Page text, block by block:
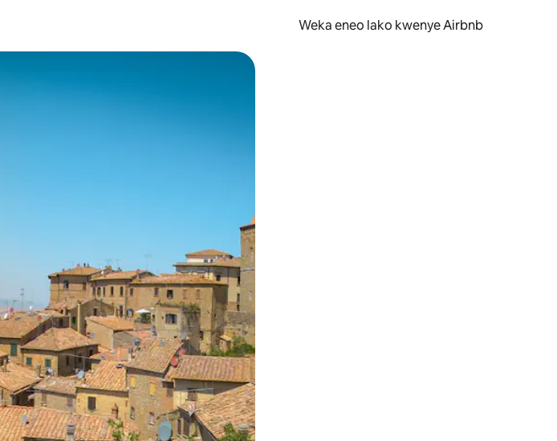
Weka eneo lako kwenye Airbnb
au uchunguze kwa kugusa au kutelezesha kidole kwenye ishara.